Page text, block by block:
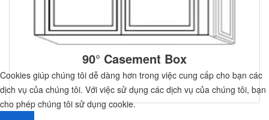
90° Casement Box
Cookies giúp chúng tôi dễ dàng hơn trong việc cung cấp cho bạn các
dịch vụ của chúng tôi. Với việc sử dụng các dịch vụ của chúng tôi, bạn
cho phép chúng tôi sử dụng cookie.